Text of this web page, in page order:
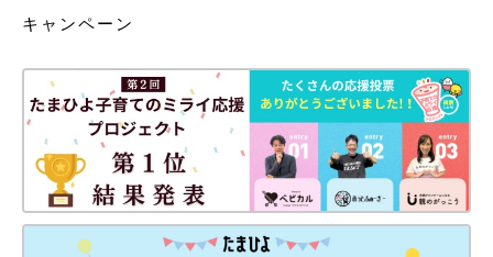
キャンペーン